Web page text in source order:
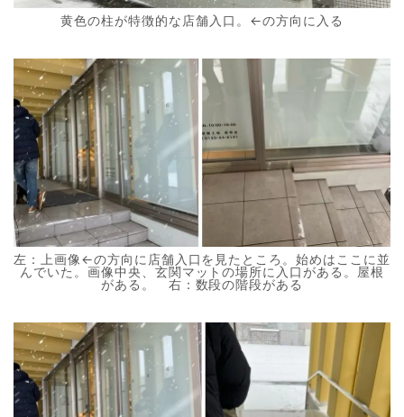
黄色の柱が特徴的な店舗入口。←の方向に入る
左：上画像←の方向に店舗入口を見たところ。始めはここに並
んでいた。画像中央、玄関マットの場所に入口がある。屋根
がある。 右：数段の階段がある